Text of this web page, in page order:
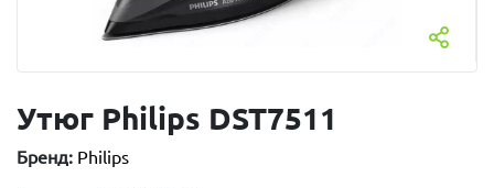
Утюг Philips DST7511
Бренд: Philips